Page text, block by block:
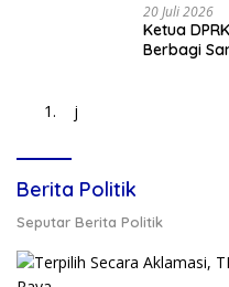
20 Juli 2026
Ketua
Berbagi
j
Berita Politik
Seputar Berita Politik